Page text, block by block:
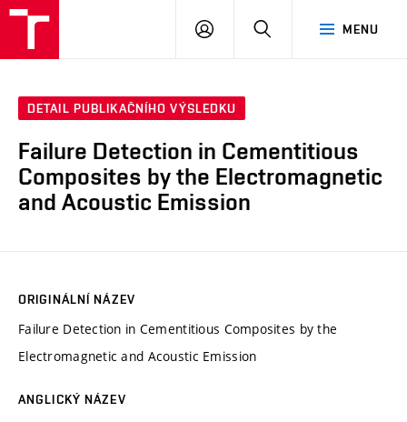
MENU
PŘIHLÁSIT
DETAIL PUBLIKAČNÍHO VÝSLEDKU
Failure Detection in Cementitious
Composites by the Electromagnetic
and Acoustic Emission
ORIGINÁLNÍ NÁZEV
Failure Detection in Cementitious Composites by the
Electromagnetic and Acoustic Emission
ANGLICKÝ NÁZEV